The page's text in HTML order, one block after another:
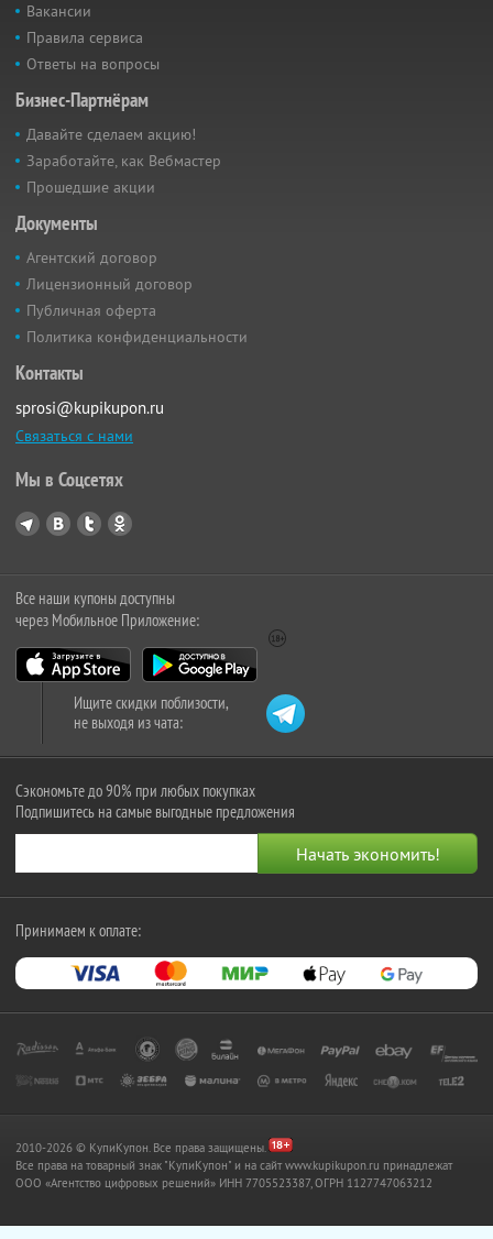
Вакансии
Правила сервиса
Ответы на вопросы
Бизнес-Партнёрам
Давайте сделаем акцию!
Заработайте, как Вебмастер
Прошедшие акции
Документы
Агентский договор
Лицензионный договор
Публичная оферта
Политика конфиденциальности
Контакты
sprosi@kupikupon.ru
Связаться с нами
Мы в Соцсетях
Все наши купоны доступны
через Мобильное Приложение:
Ищите скидки поблизости,
не выходя из чата:
Сэкономьте до 90% при любых покупках
Подпишитесь на самые выгодные предложения
Принимаем к оплате:
2010-2026 © КупиКупон. Все права защищены.
Все права на товарный знак "КупиКупон" и на сайт www.kupikupon.ru принадлежат
OOO «Агентство цифровых решений» ИНН 7705523387, ОГРН 1127747063212